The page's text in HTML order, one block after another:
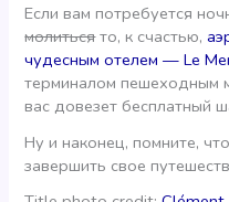
Если вам потребуется
молитьсято, к счастью,
чудесным отелем — Le
терминалом пешеходным
вас довезет бесплатный
Ну и наконец, помните,
завершить свое